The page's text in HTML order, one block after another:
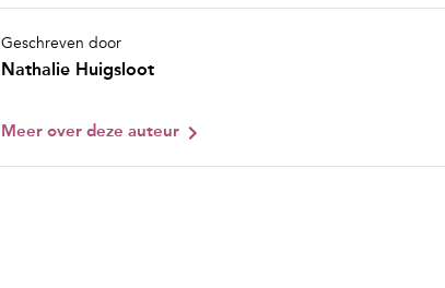
Geschreven door
Nathalie Huigsloot
Meer over deze auteur